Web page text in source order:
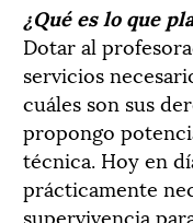
¿Qué es lo que
Dotar al
servicios
cuáles son sus
propongo
técnica. Hoy en
prácticamente
supervivencia